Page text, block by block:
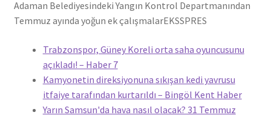
Adaman Belediyesindeki Yangın Kontrol Departmanından
Temmuz ayında yoğun ek çalışmalarEKSSPRES
Trabzonspor, Güney Koreli orta saha oyuncusunu
açıkladı! – Haber 7
Kamyonetin direksiyonuna sıkışan kedi yavrusu
itfaiye tarafından kurtarıldı – Bingöl Kent Haber
Yarın Samsun'da hava nasıl olacak? 31 Temmuz